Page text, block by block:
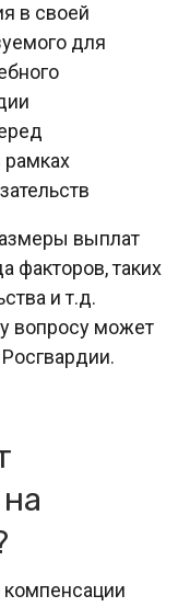
в своей
для
рамках
выплат
факторов, таких
и т.д.
вопросу может